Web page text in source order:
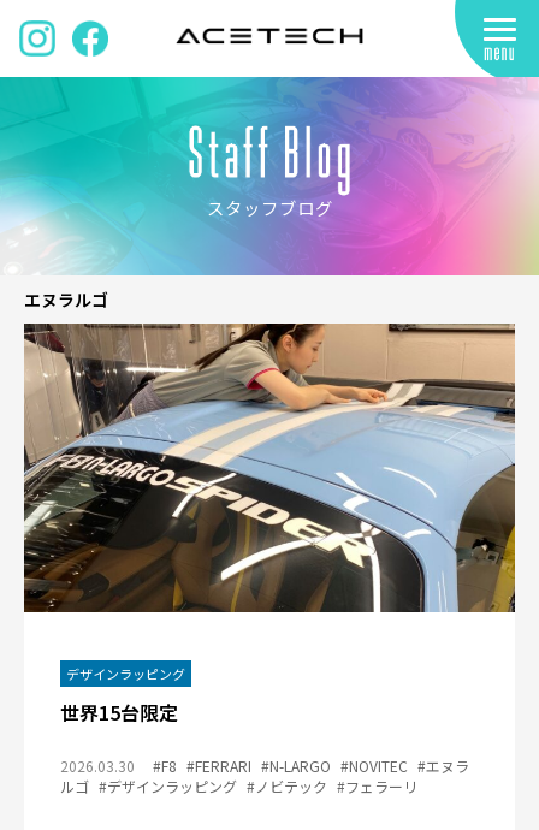
スタッフブログ
エヌラルゴ
デザインラッピング
世界15台限定
2026.03.30 #F8 #FERRARI #N-LARGO #NOVITEC #エヌラ
ルゴ #デザインラッピング #ノビテック #フェラーリ